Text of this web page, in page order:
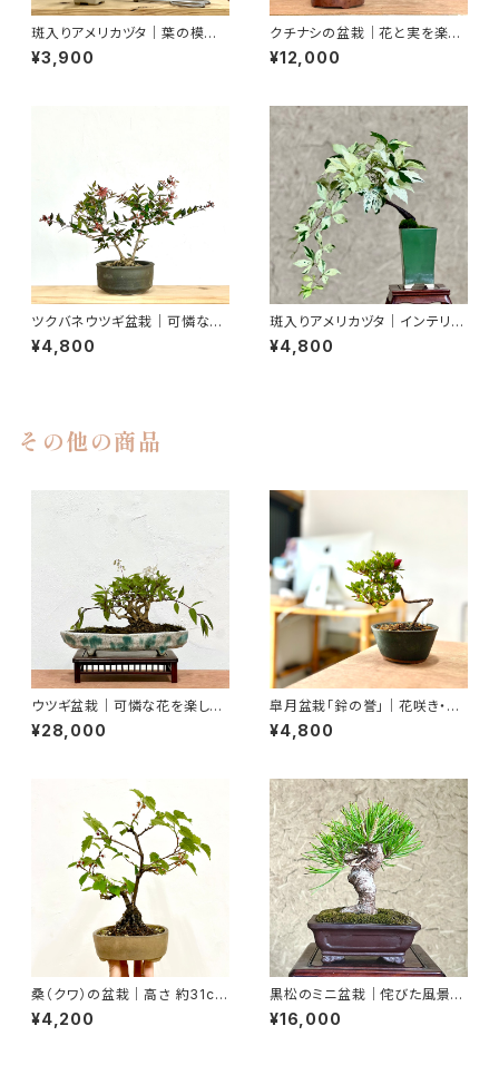
斑入りアメリカヅタ｜葉の模様
を楽しむ盆栽｜高さ約23cm
¥3,900
クチナシの盆栽｜花と実を楽し
む｜高さ約20cm
¥12,000
ツクバネウツギ盆栽｜可憐な花
を楽しむ一点物｜高さ約25cm
¥4,800
斑入りアメリカヅタ｜インテリア
を楽しむ盆栽｜高さ約16cm
¥4,800
その他の商品
ウツギ盆栽｜可憐な花を楽しむ
一点物（鉢は文山）｜高さ約17c
m
¥28,000
皐月盆栽「鈴の誉」｜花咲き・蕾
付きの一点物｜高さ約20cm
¥4,800
桑（クワ）の盆栽｜高さ 約31cm
幅25cm
¥4,200
黒松のミニ盆栽｜侘びた風景を
映す一点物｜高さ約17cm
¥16,000